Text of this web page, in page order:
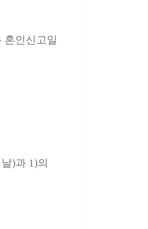
혼인신고일
)과 1)의